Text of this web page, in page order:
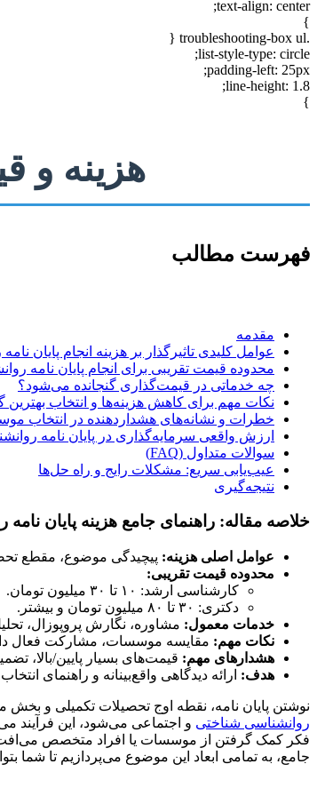
text-align: center;
}
.troubleshooting-box ul {
list-style-type: circle;
padding-left: 25px;
line-height: 1.8;
}
هزینه و
فهرست مطالب
مقدمه
عوامل کلیدی تاثیرگذار بر هزینه انجام پایان
محدوده قیمت تقریبی برای انجام پایان نامه
چه خدماتی در قیمت‌گذاری گنجانده می‌شود؟
نکات مهم برای کاهش هزینه‌ها و انتخاب بهترین
خطرات و نشانه‌های هشداردهنده در انتخاب
ارزش واقعی سرمایه‌گذاری در پایان نامه
سوالات متداول (FAQ)
عیب‌یابی سریع: مشکلات رایج و راه حل‌ها
نتیجه‌گیری
خلاصه مقاله: راهنمای جامع هزینه پایان
عوامل اصلی هزینه: پیچیدگی موضوع، مقطع
محدوده قیمت تقریبی:
کارشناسی ارشد: ۱۰ تا ۳۰ میلیون تومان.
دکتری: ۳۰ تا ۸۰ میلیون تومان و بیشتر.
خدمات معمول: مشاوره، نگارش پروپوزال،
نکات مهم: مقایسه موسسات، مشارکت فعال
هشدارهای مهم: قیمت‌های بسیار پایین/بالا،
هدف: ارائه دیدگاهی واقع‌بینانه و راهنمای
نوشتن پایان نامه، نقطه اوج تحصیلات تکمیلی و
روانشناسی شناختی و اجتماعی می‌شود، این فرآیند
فکر کمک گرفتن از موسسات یا افراد متخصص می‌افت
جامع، به تمامی ابعاد این موضوع می‌پردازیم تا شما